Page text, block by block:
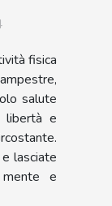
fisica
salute
libertà e
lasciate
e